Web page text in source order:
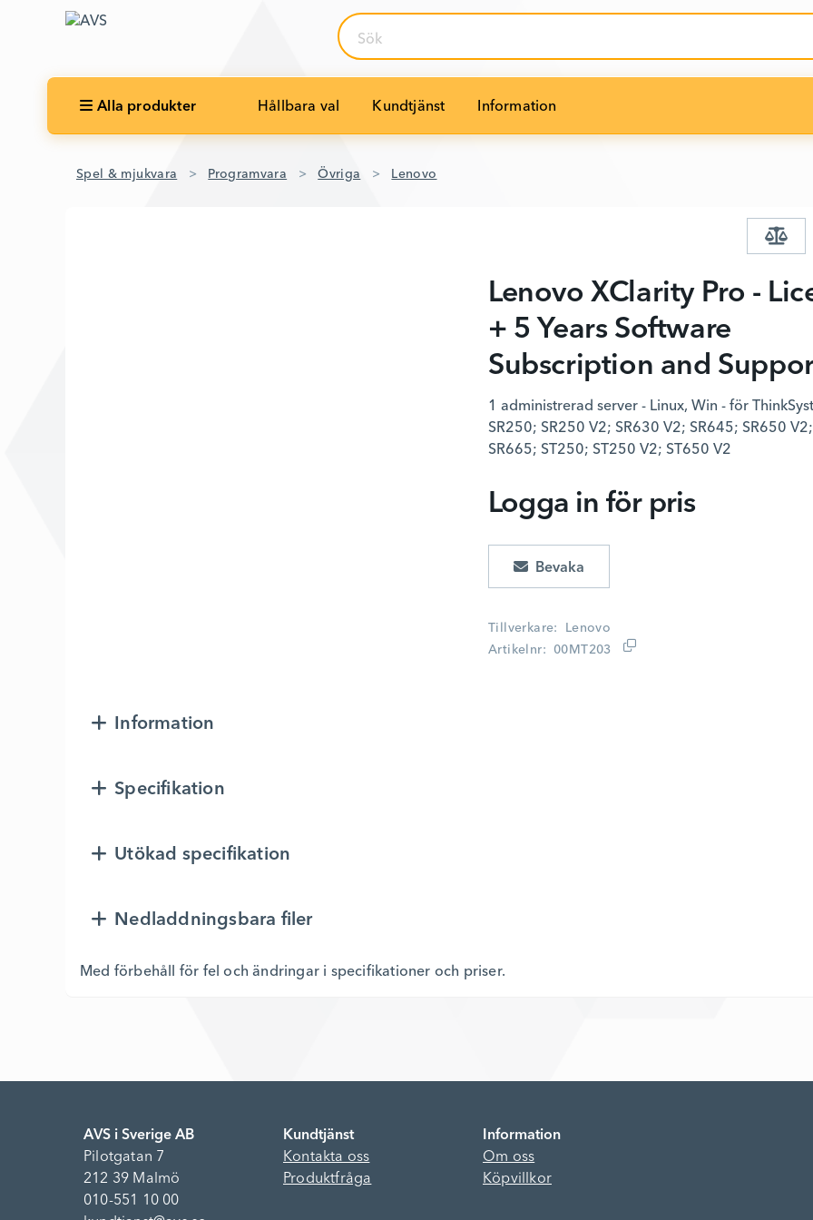
Sök
Alla produkter Hållbara val Kundtjänst Information
Spel & mjukvara Programvara Övriga Lenovo
Lenovo XClarity Pro -
+ 5 Years Software
Subscription and
1 administrerad server - Linux, Win - för
SR250; SR250 V2; SR630 V2; SR645; SR650 V2;
SR665; ST250; ST250 V2; ST650 V2
Tillverkare
Lenovo
Artikelnr
00MT203
Logga in för pris
Information
Specifikation
Utökad specifikation
Nedladdningsbara filer
Med förbehåll för fel och ändringar i specifikationer och priser.
AVS i Sverige AB
Pilotgatan 7
212 39 Malmö
010-551 10 00
Kundtjänst
Kontakta oss
Produktfråga
Information
Om oss
Köpvillkor